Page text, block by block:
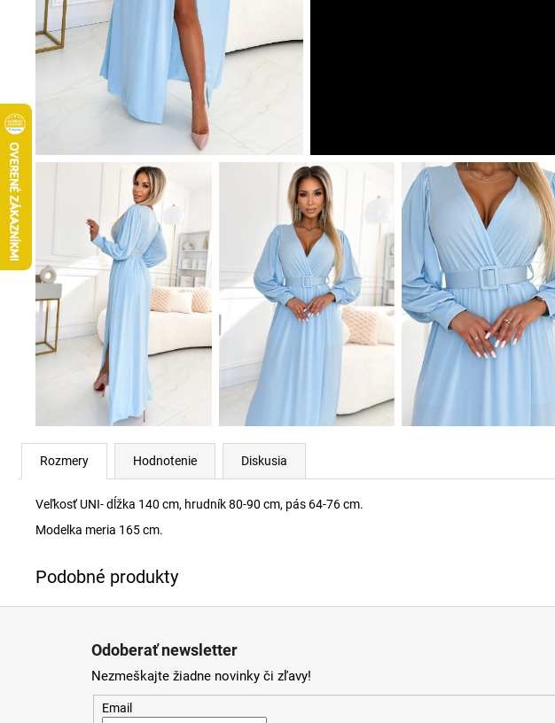
Rozmery Hodnotenie Diskusia
Veľkosť UNI- dĺžka 140 cm, hrudník 80-90 cm, pás 64-76 cm.
Modelka meria 165 cm.
Odoberať newsletter
Nezmeškajte žiadne novinky či zľavy!
Email